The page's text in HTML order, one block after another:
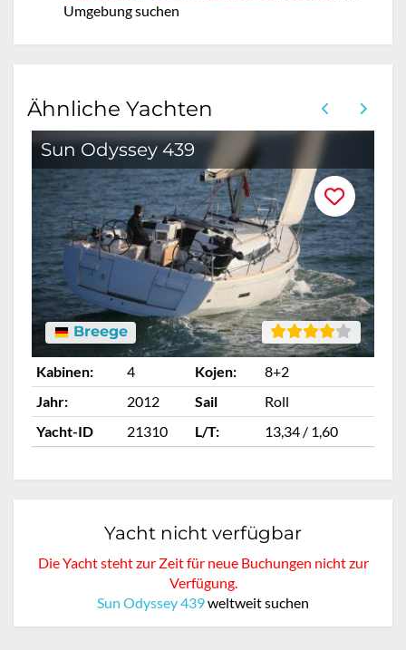
Umgebung suchen
Ähnliche Yachten
Sun Odyssey 439
Breege
Kabinen: 4 Kojen:
8+2
Jahr:
2012 Sail
Roll
Yacht-ID
21310 L/T: 13,34 / 1,60
Yacht nicht verfügbar
Die Yacht steht zur Zeit für neue Buchungen nicht zur
Verfügung.
Sun Odyssey 439weltweit suchen